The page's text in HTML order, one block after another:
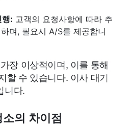
행: 고객의 요청사항에 따라 추
며, 필요시 A/S를 제공합니
장 이상적이며, 이를 통해
할 수 있습니다. 이사 대기
니다.
의 차이점